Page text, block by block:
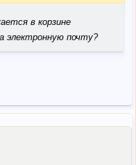
в корзине
электронную почту?